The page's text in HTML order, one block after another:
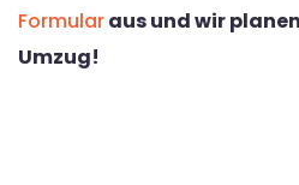
Formularaus und wir
Umzug!